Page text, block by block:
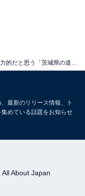
最新のリリース情報、ト
めている話題をお知らせ
All About Japan